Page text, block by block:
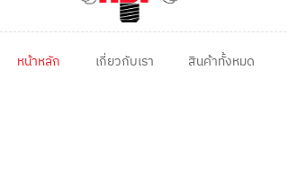
หน้าหลัก เกี่ยวกับเรา สินค้าทั้งหมด